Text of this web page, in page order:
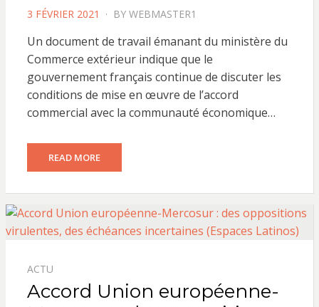
POSTED
3 FÉVRIER 2021 BY WEBMASTER1
Un document de travail émanant du ministère du
Commerce extérieur indique que le
gouvernement français continue de discuter les
conditions de mise en œuvre de l’accord
commercial avec la communauté économique…
READ MORE
ACTU
Accord Union européenne-